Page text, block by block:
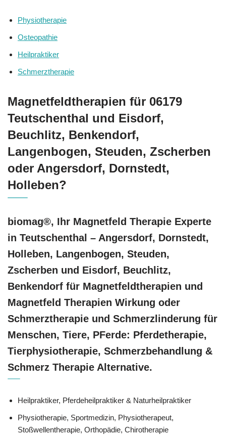
Physiotherapie
Osteopathie
Heilpraktiker
Schmerztherapie
Magnetfeldtherapien für 06179
Teutschenthal und Eisdorf,
Beuchlitz, Benkendorf,
Langenbogen, Steuden, Zscherben
oder Angersdorf, Dornstedt,
Holleben?
biomag®, Ihr Magnetfeld Therapie Experte
in Teutschenthal – Angersdorf, Dornstedt,
Holleben, Langenbogen, Steuden,
Zscherben und Eisdorf, Beuchlitz,
Benkendorf für Magnetfeldtherapien und
Magnetfeld Therapien Wirkung oder
Schmerztherapie und Schmerzlinderung für
Menschen, Tiere, PFerde: Pferdetherapie,
Tierphysiotherapie, Schmerzbehandlung &
Schmerz Therapie Alternative.
Heilpraktiker, Pferdeheilpraktiker & Naturheilpraktiker
Physiotherapie, Sportmedizin, Physiotherapeut,
Stoßwellentherapie, Orthopädie, Chirotherapie